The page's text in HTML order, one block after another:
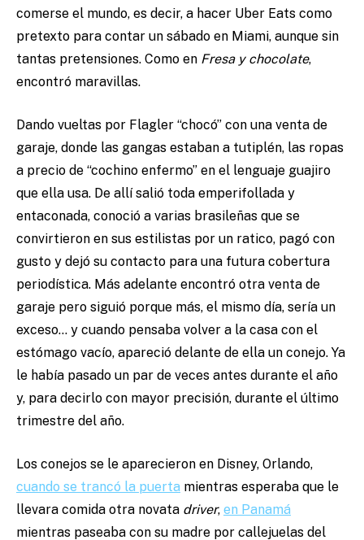
comerse el mundo, es decir, a hacer Uber Eats como
pretexto para contar un sábado en Miami, aunque sin
tantas pretensiones. Como en Fresa y chocolate,
encontró maravillas.
Dando vueltas por Flagler “chocó” con una venta de
garaje, donde las gangas estaban a tutiplén, las ropas
a precio de “cochino enfermo” en el lenguaje guajiro
que ella usa. De allí salió toda emperifollada y
entaconada, conoció a varias brasileñas que se
convirtieron en sus estilistas por un ratico, pagó con
gusto y dejó su contacto para una futura cobertura
periodística. Más adelante encontró otra venta de
garaje pero siguió porque más, el mismo día, sería un
exceso… y cuando pensaba volver a la casa con el
estómago vacío, apareció delante de ella un conejo. Ya
le había pasado un par de veces antes durante el año
y, para decirlo con mayor precisión, durante el último
trimestre del año.
Los conejos se le aparecieron en Disney, Orlando,
cuando se trancó la puerta mientras esperaba que le
llevara comida otra novata driver, en Panamá
mientras paseaba con su madre por callejuelas del